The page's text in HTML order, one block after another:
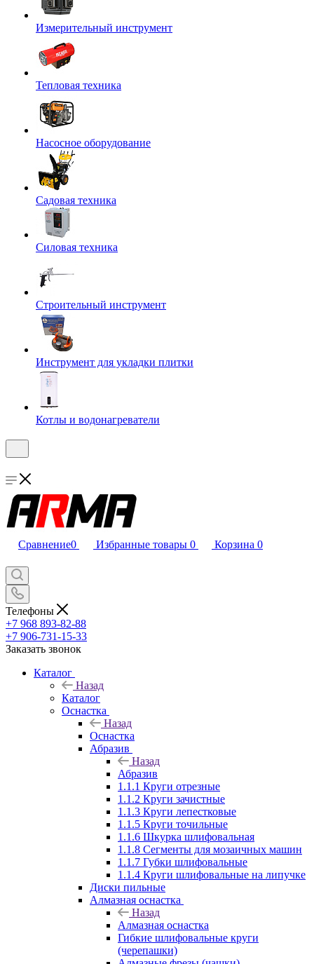
Измерительный инструмент
Тепловая техника
Насосное оборудование
Садовая техника
Силовая техника
Строительный инструмент
Инструмент для укладки плитки
Котлы и водонагреватели
Сравнение0 Избранные товары 0 Корзина 0
Телефоны
+7 968 893-82-88
+7 906-731-15-33
Заказать звонок
Каталог
Назад
Каталог
Оснастка
Назад
Оснастка
Абразив
Назад
Абразив
1.1.1 Круги отрезные
1.1.2 Круги зачистные
1.1.3 Круги лепестковые
1.1.5 Круги точильные
1.1.6 Шкурка шлифовальная
1.1.8 Сегменты для мозаичных машин
1.1.7 Губки шлифовальные
1.1.4 Круги шлифовальные на липучке
Диски пильные
Алмазная оснастка
Назад
Алмазная оснастка
Гибкие шлифовальные круги
(черепашки)